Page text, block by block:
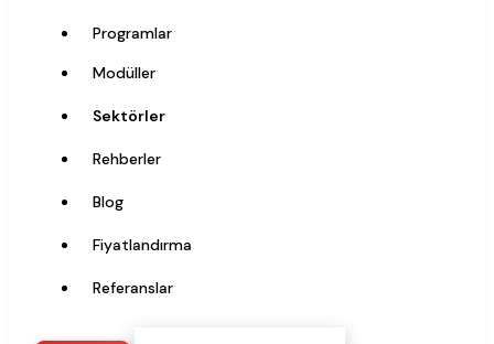
Programlar
Modüller
Sektörler
Rehberler
Blog
Fiyatlandırma
Referanslar